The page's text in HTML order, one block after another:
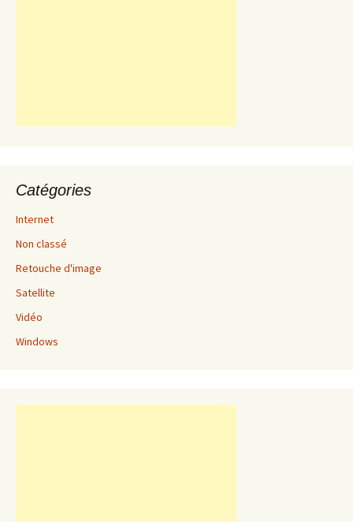
Catégories
Internet
Non classé
Retouche d'image
Satellite
Vidéo
Windows